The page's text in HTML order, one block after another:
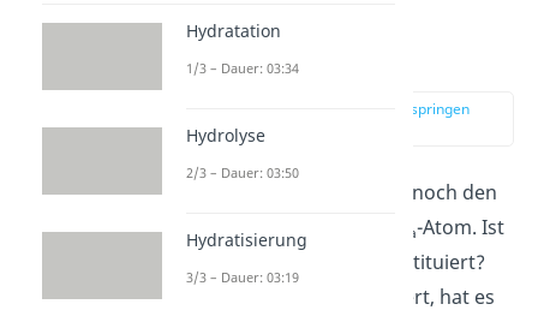
Substitutionsgrad
zur Stelle im Video springen
Als letztes betrachtest du noch den
Substitutionsgrad
a-Atom. Ist
es hoch oder niedrig substituiert?
Sollte es primär substituiert, hat es
Hydratation
1/3 – Dauer: 03:34
Hydrolyse
2/3 – Dauer: 03:50
Hydratisierung
3/3 – Dauer: 03:19